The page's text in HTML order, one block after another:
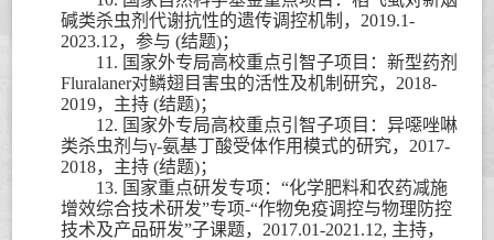
碱类杀虫剂代谢抗性的遗传调控机制， 2019.1-
2023.12，参与 (结题)；
11. 国家外专局高校重点引智子项目：新型药剂
Fluralaner对鳞翅目害虫的活性及机制研究， 2018-
2019，主持 (结题)；
12. 国家外专局高校重点引智子项目：异噁唑啉
类杀虫剂与γ-氨基丁酸受体作用模式的研究， 2017-
2018，主持 (结题)；
13. 国家重点研发专项：“化学肥料和农药减施
增效综合技术研发”专项-“作物免疫调控与物理防控
技术及产品研发”子课题， 2017.01-2021.12, 主持，